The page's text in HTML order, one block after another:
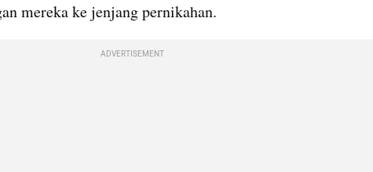
mereka ke jenjang pernikahan.
ADVERTISEMENT